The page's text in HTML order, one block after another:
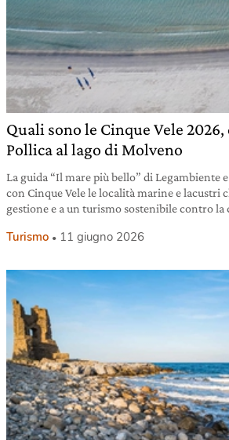
Quali sono le Cinque Vele
Pollica al lago di Molveno
La guida “Il mare più bello” di Legambiente
con Cinque Vele le località marine e lacustri
gestione e a un turismo sostenibile contro la
Turismo 11 giugno 2026